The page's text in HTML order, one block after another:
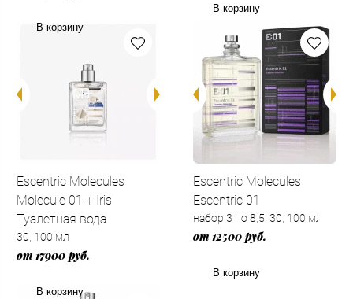
В корзину
В корзину
Escentric Molecules
Molecule 01 + Iris
Туалетная вода
30, 100 мл
от 17900 руб.
В корзину
Escentric Molecules
Escentric 01
набор 3 по 8,5, 30, 100 мл
от 12500 руб.
В корзину